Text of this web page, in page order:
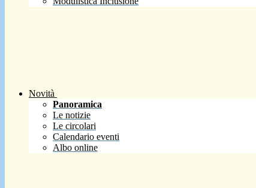
Novità
Panoramica
Le notizie
Le circolari
Calendario eventi
Albo online